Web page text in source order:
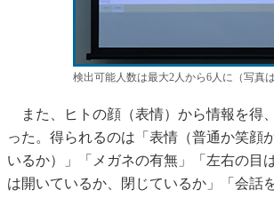
検出可能人数は最大2人から6人に（写真
また、ヒトの顔（表情）から情報を得
った。得られるのは「表情（普通か笑顔
いるか）」「メガネの有無」「左右の目
は開いているか、閉じているか」「会話